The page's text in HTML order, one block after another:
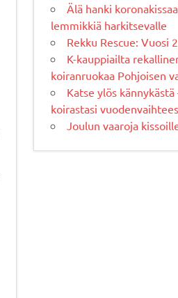
Älä hanki
lemmikkiä harkitsevalle
Rekku Rescue: Vuosi
K-kauppiailta
koiranruokaa Pohjoisen
Katse ylös
koirastasi
Joulun vaaroja